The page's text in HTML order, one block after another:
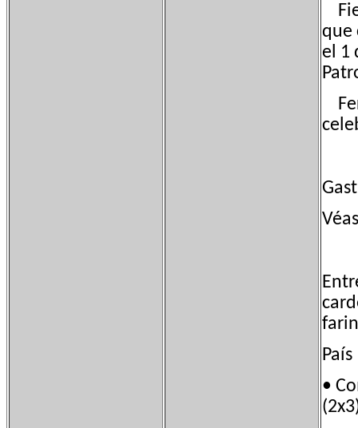
que
el 1
•